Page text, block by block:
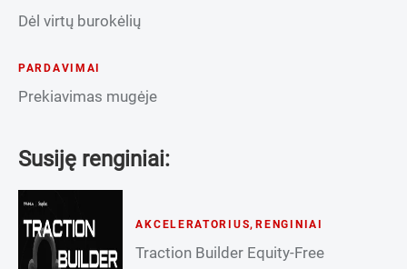
Dėl virtų burokėlių
PARDAVIMAI
Prekiavimas mugėje
Susiję renginiai:
AKCELERATORIUS, RENGINIAI
Traction Builder Equity-Free